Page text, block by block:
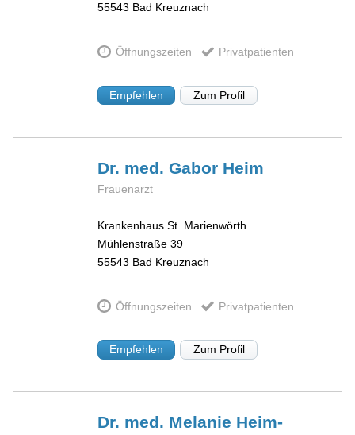
55543 Bad Kreuznach
Öffnungszeiten Privatpatienten
Empfehlen Zum Profil
Dr. med. Gabor Heim
Frauenarzt
Krankenhaus St. Marienwörth
Mühlenstraße 39
55543 Bad Kreuznach
Öffnungszeiten Privatpatienten
Empfehlen Zum Profil
Dr. med. Melanie Heim-